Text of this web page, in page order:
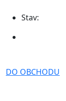
Stav:
DO OBCHODU